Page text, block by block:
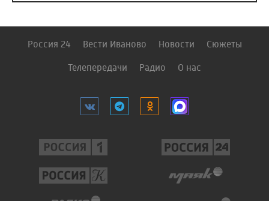
Россия 24 Вести Иваново Новости Сюжеты
Телепередачи Радио О нас